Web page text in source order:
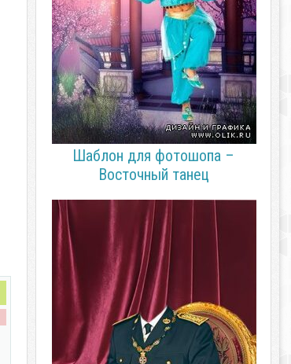
Шаблон для фотошопа –
Восточный танец